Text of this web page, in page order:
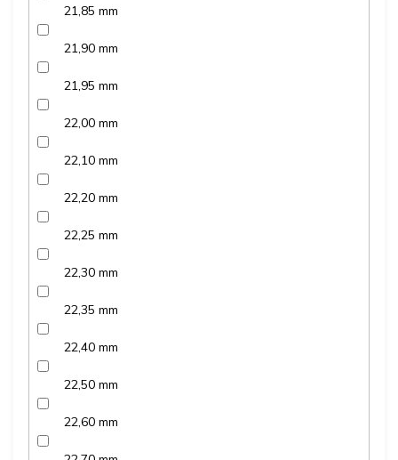
21,85 mm
21,90 mm
21,95 mm
22,00 mm
22,10 mm
22,20 mm
22,25 mm
22,30 mm
22,35 mm
22,40 mm
22,50 mm
22,60 mm